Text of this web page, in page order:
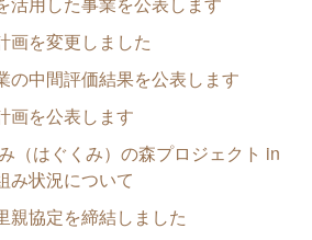
画を変更しました
の中間評価結果を公表します
画を公表します
（はぐくみ）の森プロジェクト in
み状況について
親協定を締結しました